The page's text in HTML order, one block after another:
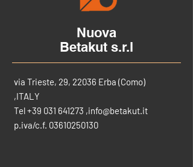
Nuova
Betakut s.r.l
via Trieste, 29, 22036 Erba (Como)
,ITALY
Tel+39 031 641273 ,info@betakut.it
p.iva/c.f. 03610250130